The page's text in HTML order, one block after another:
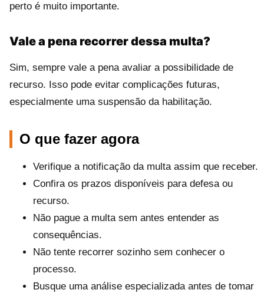
perto é muito importante.
Vale a pena recorrer dessa multa?
Sim, sempre vale a pena avaliar a possibilidade de
recurso. Isso pode evitar complicações futuras,
especialmente uma suspensão da habilitação.
O que fazer agora
Verifique a notificação da multa assim que receber.
Confira os prazos disponíveis para defesa ou
recurso.
Não pague a multa sem antes entender as
consequências.
Não tente recorrer sozinho sem conhecer o
processo.
Busque uma análise especializada antes de tomar